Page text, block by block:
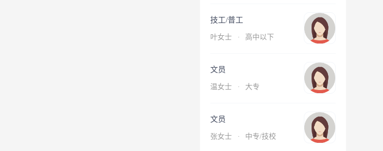
技工/普工
叶女士 · 高中以下
文员
温女士 · 大专
文员
张女士 · 中专/技校